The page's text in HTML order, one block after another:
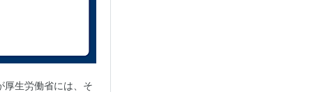
厚生労働省には、そ